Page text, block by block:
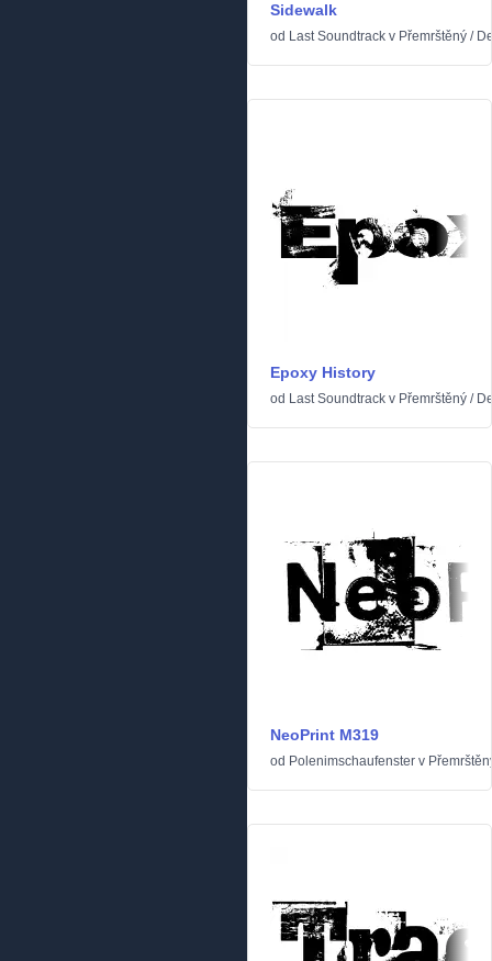
Sidewalk
od Last Soundtrack v Přemrštěný /
Epoxy History
od Last Soundtrack v Přemrštěný /
NeoPrint M319
od Polenimschaufenster v